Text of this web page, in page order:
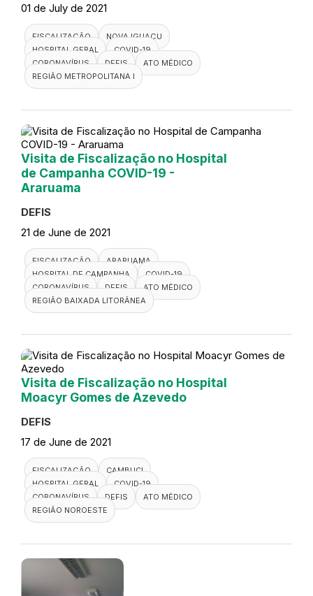
01 de July de 2021
FISCALIZAÇÃO
NOVA IGUAÇU
HOSPITAL GERAL
COVID-19
CORONAVÍRUS
DEFIS
ATO MÉDICO
REGIÃO METROPOLITANA I
Visita de Fiscalização no Hospital
de Campanha COVID-19 -
Araruama
DEFIS
21 de June de 2021
FISCALIZAÇÃO
ARARUAMA
HOSPITAL DE CAMPANHA
COVID-19
CORONAVÍRUS
DEFIS
ATO MÉDICO
REGIÃO BAIXADA LITORÂNEA
Visita de Fiscalização no Hospital
Moacyr Gomes de Azevedo
DEFIS
17 de June de 2021
FISCALIZAÇÃO
CAMBUCI
HOSPITAL GERAL
COVID-19
CORONAVÍRUS
DEFIS
ATO MÉDICO
REGIÃO NOROESTE